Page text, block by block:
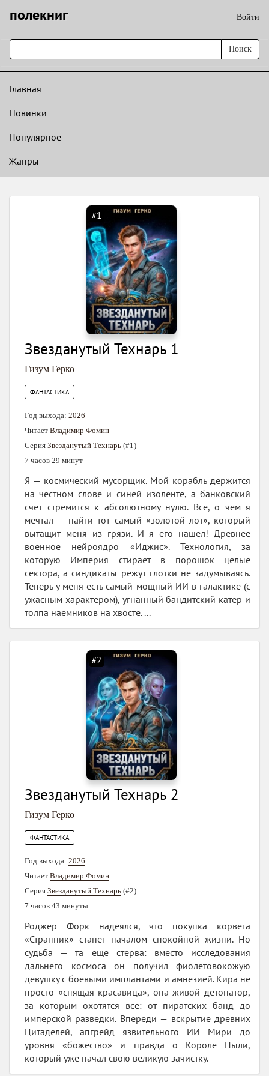
полекниг Войти
Поиск
Главная
Новинки
Популярное
Жанры
#1
Звезданутый Технарь 1
Гизум Герко
ФАНТАСТИКА
Год выхода: 2026
Читает Владимир Фомин
Серия Звезданутый Технарь (#1)
7 часов 29 минут
Я — космический мусорщик. Мой корабль держится
на честном слове и синей изоленте, а банковский
счет стремится к абсолютному нулю. Все, о чем я
мечтал — найти тот самый «золотой лот», который
вытащит меня из грязи. И я его нашел! Древнее
военное нейроядро «Иджис». Технология, за
которую Империя стирает в порошок целые
сектора, а синдикаты режут глотки не задумываясь.
Теперь у меня есть самый мощный ИИ в галактике (с
ужасным характером), угнанный бандитский катер и
толпа наемников на хвосте. ...
#2
Звезданутый Технарь 2
Гизум Герко
ФАНТАСТИКА
Год выхода: 2026
Читает Владимир Фомин
Серия Звезданутый Технарь (#2)
7 часов 43 минуты
Роджер Форк надеялся, что покупка корвета
«Странник» станет началом спокойной жизни. Но
судьба — та еще стерва: вместо исследования
дальнего космоса он получил фиолетовокожую
девушку с боевыми имплантами и амнезией. Кира не
просто «спящая красавица», она живой детонатор,
за которым охотятся все: от пиратских банд до
имперской разведки. Впереди — вскрытие древних
Цитаделей, апгрейд язвительного ИИ Мири до
уровня «божество» и правда о Короле Пыли,
который уже начал свою великую зачистку.